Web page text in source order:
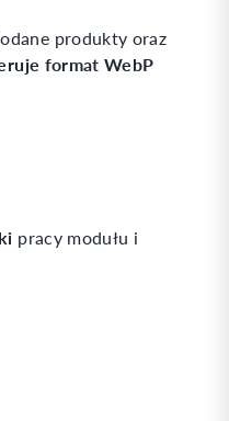
produkty oraz
format WebP
pracy modułu i